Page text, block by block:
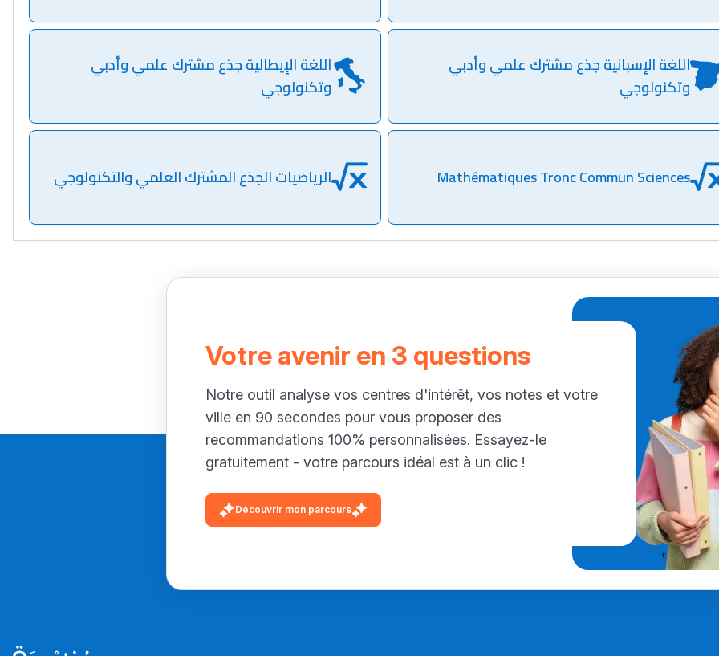
اللغة الإسبانية جذع مشترك علمي وأدبي
وتكنولوجي
اللغة الإيطالية جذع مشترك علمي وأدبي
وتكنولوجي
Mathématiques Tronc Commun Sciences الرياضيات الجذع المشترك العلمي والتكنولوجي
Votre avenir en 3 questions
Notre outil analyse vos centres d'intérêt, vos notes et votre
ville en 90 secondes pour vous proposer des
recommandations 100% personnalisées. Essayez-le
gratuitement - votre parcours idéal est à un clic !
Découvrir mon parcours